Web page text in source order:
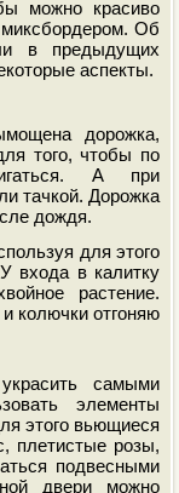
можно красиво
Об
в предыдущих
аспекты.
дорожка,
того, чтобы по
А при
тачкой. Дорожка
дождя.
для этого
входа в калитку
растение.
колючки отгоняю
самыми
элементы
этого вьющиеся
плетистые розы,
подвесными
двери можно